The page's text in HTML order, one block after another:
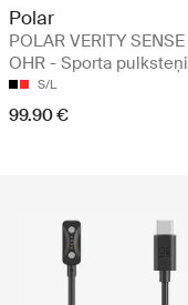
Polar
POLAR VERITY SENSE
OHR - Sporta pulksteņi
S/L
99.90 €